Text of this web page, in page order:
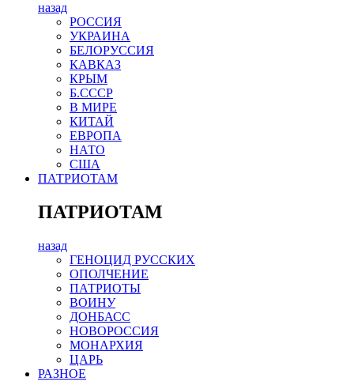
назад
РОСCИЯ
УКРАИНА
БЕЛОРУССИЯ
КАВКАЗ
КРЫМ
Б.СССР
В МИРЕ
КИТАЙ
ЕВРОПА
НАТО
США
ПАТРИОТАМ
ПАТРИОТАМ
назад
ГЕНОЦИД РУССКИХ
ОПОЛЧЕНИЕ
ПАТРИОТЫ
ВОИНУ
ДОНБАСС
НОВОРОССИЯ
МОНАРХИЯ
ЦАРЬ
РАЗНОЕ